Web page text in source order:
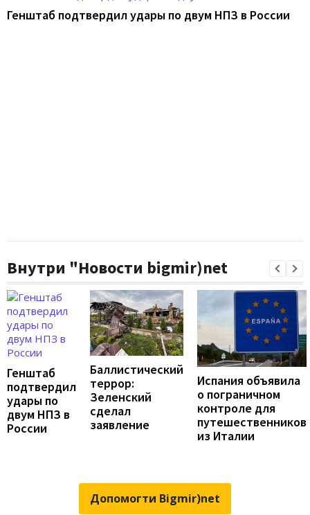
Генштаб подтвердил удары по двум НПЗ в России
Внутри "Новости bigmir)net
Генштаб
подтвердил
удары по
двум НПЗ в
России
Баллистический
террор:
Зеленский
сделал
заявление
Испания объявила
о пограничном
контроле для
путешественников
из Италии
Допомогти Bigmir)net